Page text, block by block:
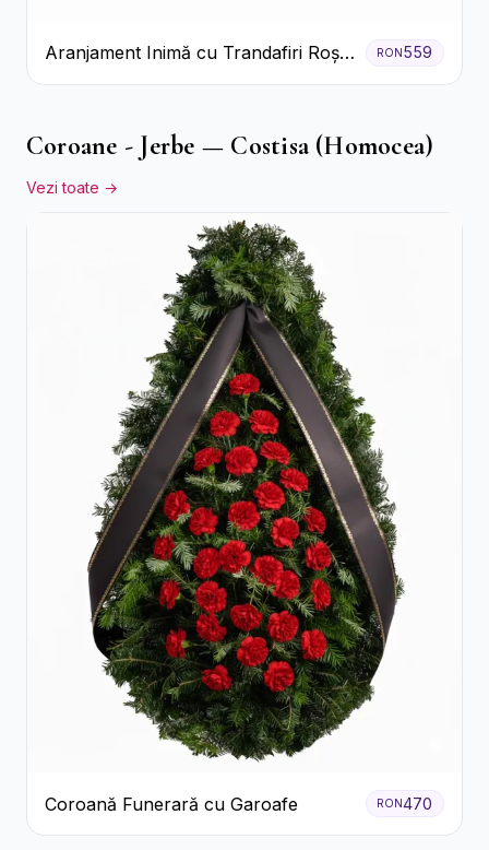
Aranjament Inimă cu Trandafiri Roșii
și Ciocolată Ferrero Rocher
RON559
Coroane - Jerbe — Costisa (Homocea)
Vezi toate →
Coroană Funerară cu Garoafe RON 470